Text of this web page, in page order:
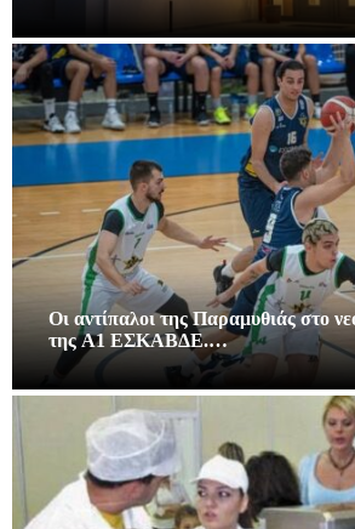
Οι αντίπαλοι της Παραμυθιάς στο
της A1 ΕΣΚΑΒΔΕ.…